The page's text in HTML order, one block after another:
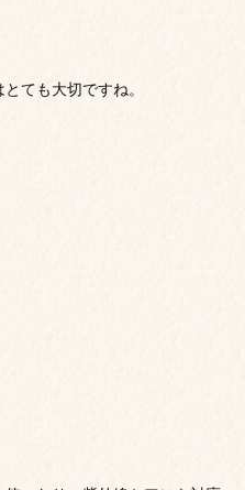
ても大切ですね。